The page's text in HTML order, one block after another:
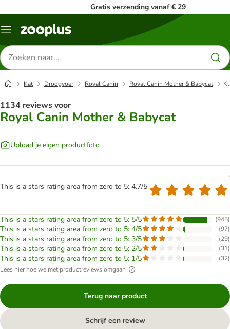
Gratis verzending vanaf € 29
Menu
Zoeken
naar
producten
Kat Droogvoer Royal Canin Royal Canin Mother & Babycat
1134 reviews voor
Royal Canin Mother & Babycat
Upload je eigen productfoto
This is a stars rating area from zero to 5: 4.7/5
This is a stars rating area from zero to 5: 5/5 (945)
This is a stars rating area from zero to 5: 4/5 (97)
This is a stars rating area from zero to 5: 3/5 (29)
This is a stars rating area from zero to 5: 2/5 (31)
This is a stars rating area from zero to 5: 1/5 (32)
Lees hier hoe we met productreviews omgaan
Terug naar product
Schrijf een review